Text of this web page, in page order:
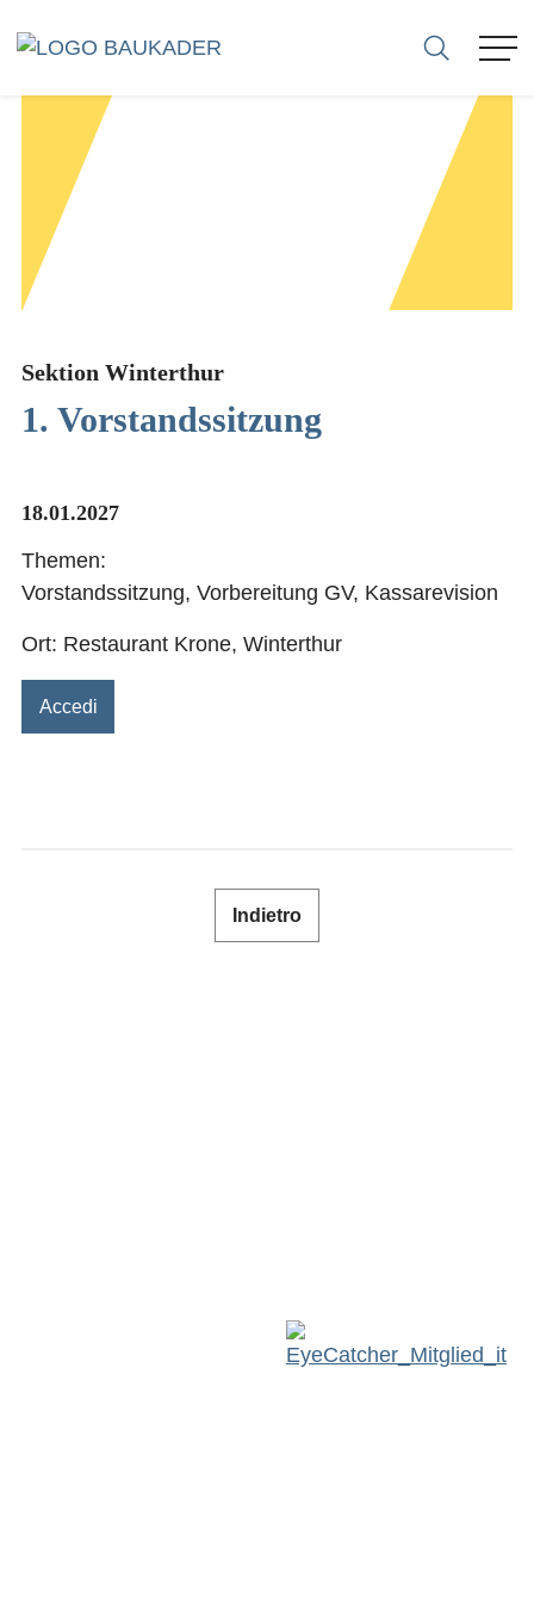
ASSOCIAZIONE
MEMBRI
AZIENDE
CARRIERE
SHOP
NEWSLETTER
DE FRIT
Sektion Winterthur
1. Vorstandssitzung
18.01.2027
Themen:
Vorstandssitzung, Vorbereitung GV, Kassarevision
Ort: Restaurant Krone, Winterthur
Accedi
Indietro